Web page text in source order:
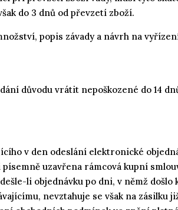
do 3 dnů od převzetí zboží.
popis závady a návrh na
důvodu vrátit nepoškozené do 14
v den odeslání elektronické
uzavřena rámcová kupní
li objednávku po dni, v němž došlo
nevztahuje se však na zásilku